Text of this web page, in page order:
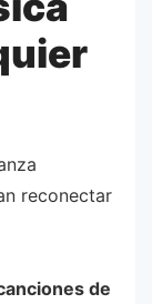
reconectar
de